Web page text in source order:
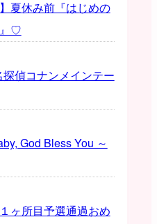
休み前『はじめの
』♡
探偵コナンメインテー
God Bless You ～
ヶ所目予選通過おめ